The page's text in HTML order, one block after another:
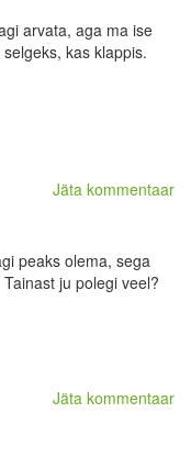
arvata, aga ma ise
kas klappis.
Jäta kommentaar
peaks olema, sega
ju polegi veel?
Jäta kommentaar